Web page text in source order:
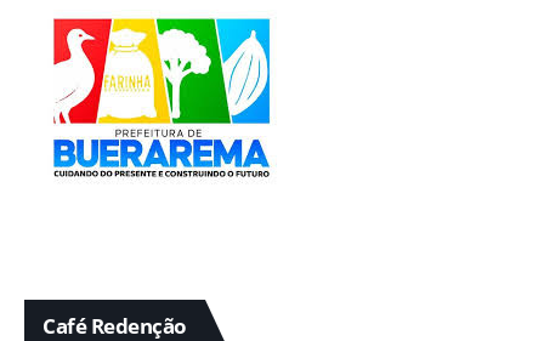
Café Redenção